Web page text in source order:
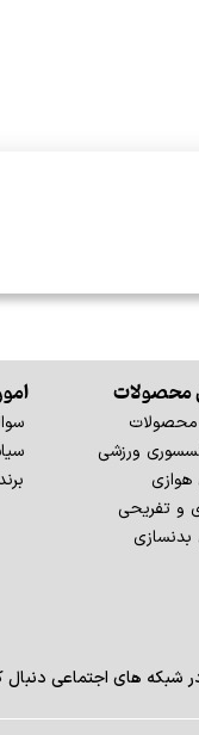
محصولات
ورزشی
و تفریحی
در شبکه های اجتماعی دنبال